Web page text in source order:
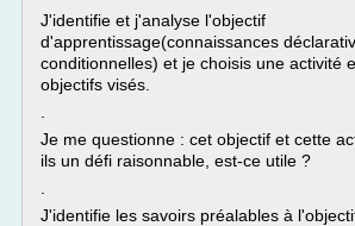
J'identifie et j'analyse l'objectif
d'apprentissage(connaissances
conditionnelles) et je choisis une activité
objectifs visés.
Je me questionne : cet objectif et cette
ils un défi raisonnable, est-ce utile ?
J'identifie les savoirs préalables à